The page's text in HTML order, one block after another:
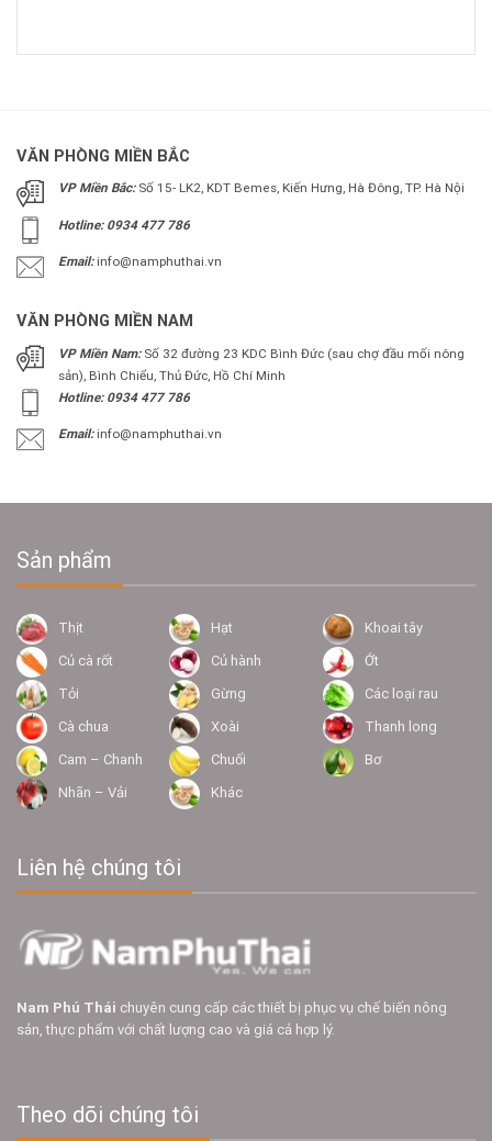
VĂN PHÒNG MIỀN BẮC
VP Miền Bắc:Số 15- LK2, KDT Bemes, Kiến Hưng, Hà Đông, TP. Hà Nội
Hotline: 0934 477 786
Email: info@namphuthai.vn
VĂN PHÒNG MIỀN NAM
VP Miền Nam:Số 32 đường 23 KDC Bình Đức (sau chợ đầu mối nông
sản), Bình Chiểu, Thủ Đức, Hồ Chí Minh
Hotline: 0934 477 786
Email:info@namphuthai.vn
Sản phẩm
Thịt Hạt
Khoai tây
Củ cà rốt
Củ hành
Ớt
Tỏi
Gừng
Các loại rau
Cà chua
Xoài
Thanh long
Cam – Chanh
Chuối
Bơ
Nhãn – Vải
Khác
Liên hệ chúng tôi
Nam Phú Thái chuyên cung cấp các thiết bị phục vụ chế biến nông
sản, thực phẩm với chất lượng cao và giá cả hợp lý.
Theo dõi chúng tôi